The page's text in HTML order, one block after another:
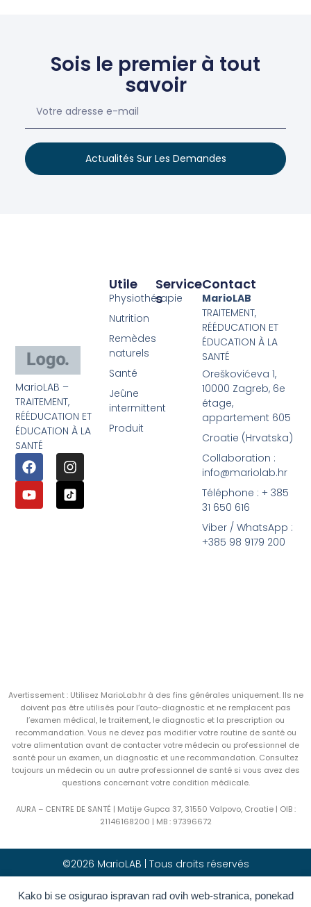
Kako bi se osigurao ispravan rad ovih web-stranica, ponekad
Sois le premier à tout
savoir
Actualités Sur Les Demandes
MarioLAB –
TRAITEMENT,
RÉÉDUCATION ET
ÉDUCATION À LA
SANTÉ
Service
S
Utile
Physiothérapie
Nutrition
Remèdes
naturels
Santé
Jeûne
intermittent
Produit
Contact
MarioLAB
TRAITEMENT,
RÉÉDUCATION ET
ÉDUCATION À LA
SANTÉ
Oreškovićeva 1,
10000 Zagreb, 6e
étage,
appartement 605
Croatie (Hrvatska)
Collaboration :
info@mariolab.hr
Téléphone : + 385
31 650 616
Viber / WhatsApp :
+385 98 9179 200
Avertissement : Utilisez MarioLab.hr à des fins générales uniquement. Ils ne
doivent pas être utilisés pour l’auto-diagnostic et ne remplacent pas
l’examen médical, le traitement, le diagnostic et la prescription ou
recommandation. Vous ne devez pas modifier votre routine de santé ou
votre alimentation avant de contacter votre médecin ou professionnel de
santé pour un examen, un diagnostic et une recommandation. Consultez
toujours un médecin ou un autre professionnel de santé si vous avez des
questions concernant votre condition médicale.
AURA – CENTRE DE SANTÉ | Matije Gupca 37, 31550 Valpovo, Croatie | OIB :
21146168200 | MB : 97396672
©2026 MarioLAB | Tous droits réservés
Hrvatski( Croate) English(Anglais)